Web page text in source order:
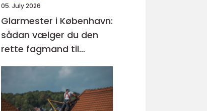
05. July 2026
Glarmester i København:
sådan vælger du den
rette fagmand til
glasopgaver